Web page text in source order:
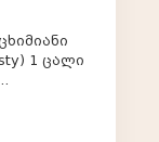
ფქვილი ...